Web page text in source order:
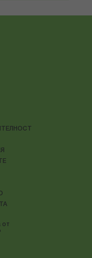
от